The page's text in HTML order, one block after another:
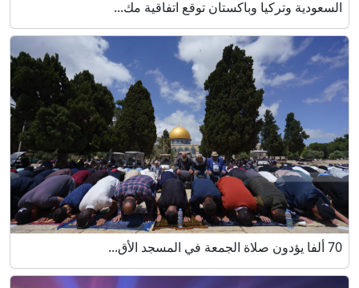
السعودية وتركيا وباكستان توقع اتفاقية مك...
70 ألفا يؤدون صلاة الجمعة في المسجد الأق...